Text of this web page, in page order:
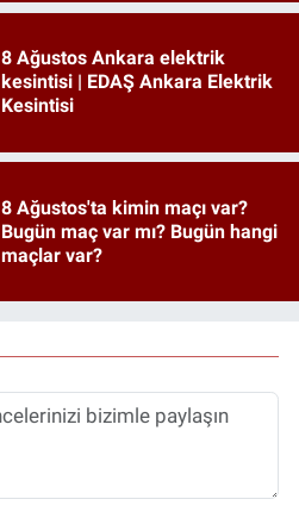
8 Ağustos Ankara elektrik
kesintisi | EDAŞ Ankara Elektrik
Kesintisi
8 Ağustos'ta kimin maçı var?
Bugün maç var mı? Bugün hangi
maçlar var?